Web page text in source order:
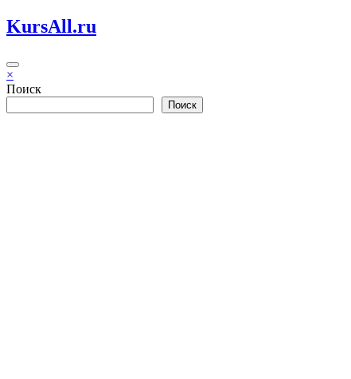
Перейти
к
KursAll.ru
×
Поиск
Поиск